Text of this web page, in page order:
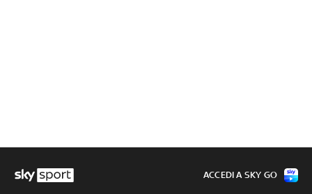
ACCEDI A SKY GO